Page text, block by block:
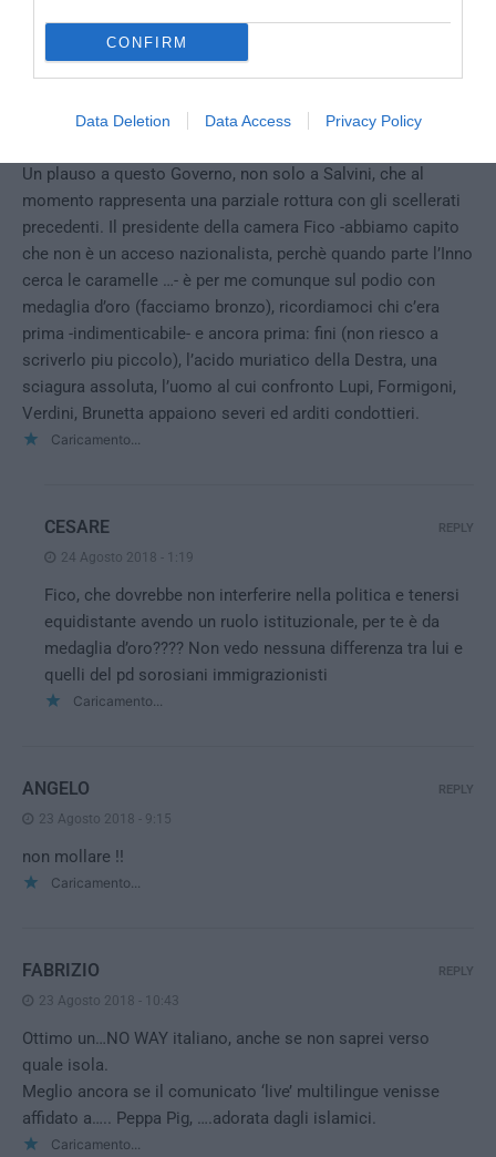
CONFIRM
Data Deletion Data Access Privacy Policy
messo in conto- fa scoppiare l’intolleranza e la xenofobia. In
anni in cui il Paese si è impoverito come mai dall’Unità, pd-
follia a cui sarà davvero difficile porre rimedio (non è cosi’
Un plauso a questo Governo, non solo a Salvini, che al
momento rappresenta una parziale rottura con gli scellerati
precedenti. Il presidente della camera Fico -abbiamo capito
che non è un acceso nazionalista, perchè quando parte l’Inno
cerca le caramelle …- è per me comunque sul podio con
medaglia d’oro (facciamo bronzo), ricordiamoci chi c’era
prima -indimenticabile- e ancora prima: fini (non riesco a
scriverlo piu piccolo), l’acido muriatico della Destra, una
sciagura assoluta, l’uomo al cui confronto Lupi, Formigoni,
Verdini, Brunetta appaiono severi ed arditi condottieri.
Caricamento...
CESARE
24 Agosto 2018 - 1:19
Fico, che dovrebbe non interferire nella politica e tenersi
equidistante avendo un ruolo istituzionale, per te è da
medaglia d’oro???? Non vedo nessuna differenza tra lui e
quelli del pd sorosiani immigrazionisti
Caricamento...
REPLY
ANGELO
23 Agosto 2018 - 9:15
non mollare !!
Caricamento...
REPLY
FABRIZIO
23 Agosto 2018 - 10:43
Ottimo un…NO WAY italiano, anche se non saprei verso
quale isola.
Meglio ancora se il comunicato ‘live’ multilingue venisse
affidato a….. Peppa Pig, ….adorata dagli islamici.
Caricamento...
REPLY